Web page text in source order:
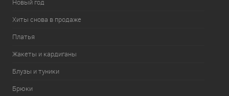
Новый год
Хиты снова в продаже
Платья
Жакеты и кардиганы
Блузы и туники
Брюки